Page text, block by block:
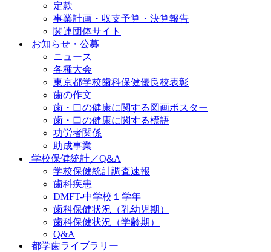
定款
事業計画・収支予算・決算報告
関連団体サイト
お知らせ・公募
ニュース
各種大会
東京都学校歯科保健優良校表彰
歯の作文
歯・口の健康に関する図画ポスター
歯・口の健康に関する標語
功労者関係
助成事業
学校保健統計／Q&A
学校保健統計調査速報
歯科疾患
DMFT-中学校１学年
歯科保健状況（乳幼児期）
歯科保健状況（学齢期）
Q&A
都学歯ライブラリー